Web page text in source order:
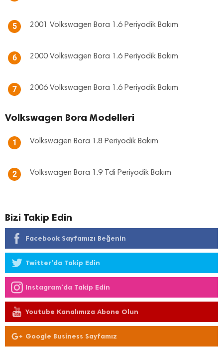
5 2001 Volkswagen Bora 1.6 Periyodik Bakım
6 2000 Volkswagen Bora 1.6 Periyodik Bakım
7 2006 Volkswagen Bora 1.6 Periyodik Bakım
Volkswagen Bora Modelleri
1 Volkswagen Bora 1.8 Periyodik Bakım
2 Volkswagen Bora 1.9 Tdi Periyodik Bakım
Bizi Takip Edin
Facebook Sayfamızı Beğenin
Twitter'da Takip Edin
Instagram'da Takip Edin
Youtube Kanalımıza Abone Olun
Google Business Sayfamız